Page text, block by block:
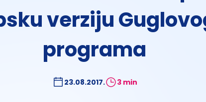
verziju
programa
23.08.2017. 3 min